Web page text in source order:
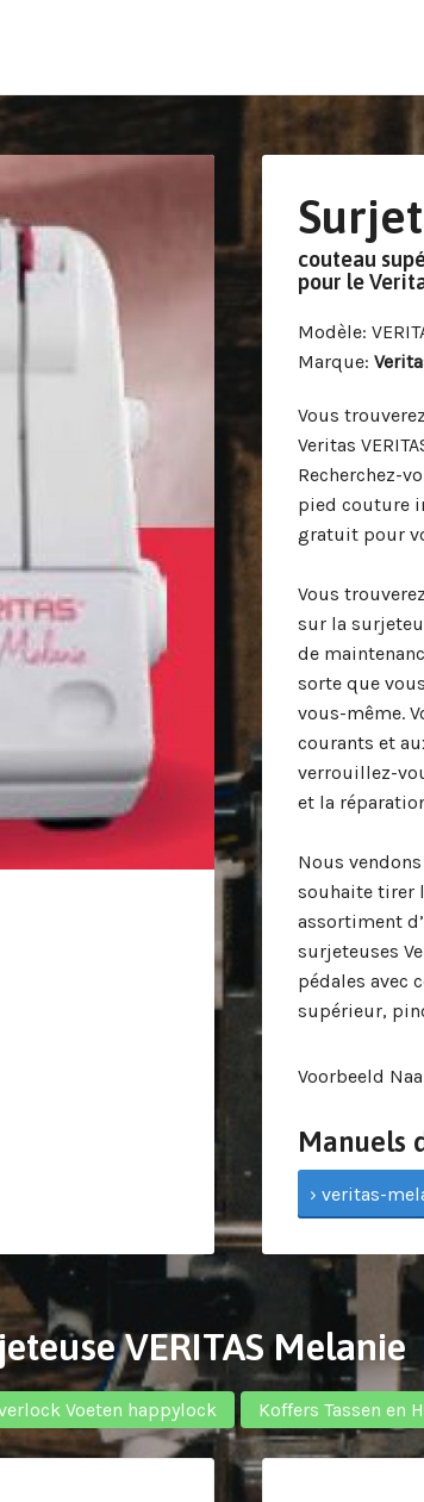
couteau
pour le
Modèle:
Marque:
Vous
Veritas
Recherchez-
pied couture
gratuit pour
Vous
sur la
de
sorte que
vous-même.
courants et
verrouillez-
et la
Nous
souhaite tirer
assortiment
surjeteuses
pédales avec
supérieur,
Voorbeeld
Manuels
› veritas-
VERITAS Melanie
Voeten happylock Koffers Tassen en